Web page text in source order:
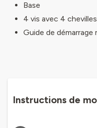
Base
4 vis avec 4 chevilles
Guide de démarrage
Instructions de